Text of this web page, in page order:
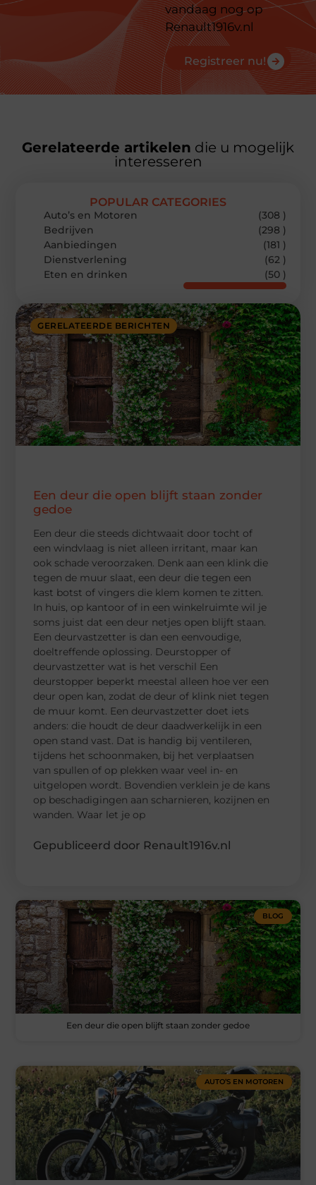
vandaag nog op
Renault1916v.nl
Registreer nu!
Gerelateerde artikelen die u mogelijk
interesseren
GERELATEERDE BERICHTEN
Een deur die open blijft staan zonder
gedoe
Een deur die steeds dichtwaait door tocht of
een windvlaag is niet alleen irritant, maar kan
ook schade veroorzaken. Denk aan een klink die
tegen de muur slaat, een deur die tegen een
kast botst of vingers die klem komen te zitten.
In huis, op kantoor of in een winkelruimte wil je
soms juist dat een deur netjes open blijft staan.
Een deurvastzetter is dan een eenvoudige,
doeltreffende oplossing. Deurstopper of
deurvastzetter wat is het verschil Een
deurstopper beperkt meestal alleen hoe ver een
deur open kan, zodat de deur of klink niet tegen
de muur komt. Een deurvastzetter doet iets
anders: die houdt de deur daadwerkelijk in een
open stand vast. Dat is handig bij ventileren,
tijdens het schoonmaken, bij het verplaatsen
van spullen of op plekken waar veel in- en
uitgelopen wordt. Bovendien verklein je de kans
op beschadigingen aan scharnieren, kozijnen en
wanden. Waar let je op
Gepubliceerd door Renault1916v.nl
POPULAR CATEGORIES
Auto’s en Motoren
(308 )
Bedrijven
(298 )
Aanbiedingen
(181 )
Dienstverlening
(62 )
Eten en drinken
(50 )
BLOG
Een deur die open blijft staan zonder gedoe
AUTO’S EN MOTOREN